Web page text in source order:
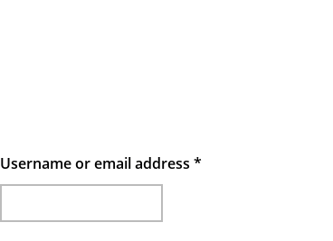
Username or email address *